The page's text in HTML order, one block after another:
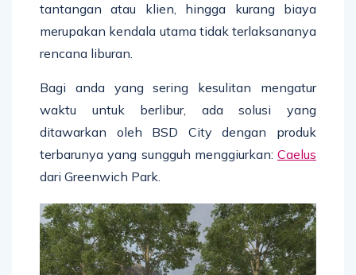
tantangan atau klien, hingga kurang biaya
merupakan kendala utama tidak terlaksananya
rencana liburan.
Bagi anda yang sering kesulitan mengatur
waktu untuk berlibur, ada solusi yang
ditawarkan oleh BSD City dengan produk
terbarunya yang sungguh menggiurkan: Caelus
dari Greenwich Park.